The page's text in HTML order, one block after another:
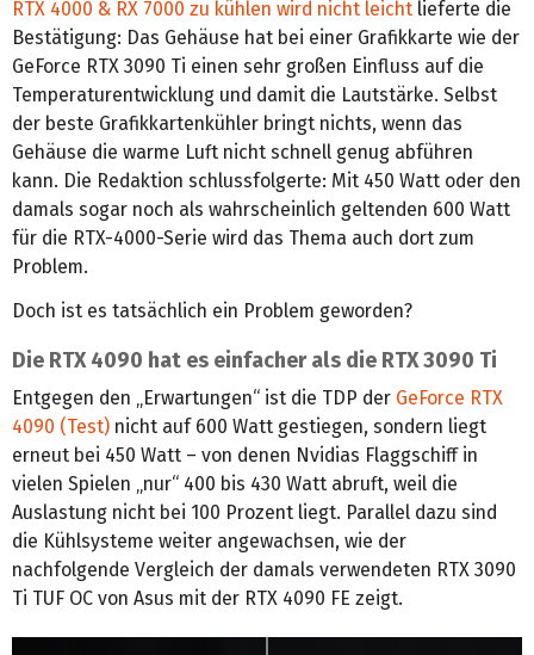
RTX 4000 & RX 7000 zu kühlen wird nicht leicht lieferte die
Bestätigung: Das Gehäuse hat bei einer Grafikkarte wie der
GeForce RTX 3090 Ti einen sehr großen Einfluss auf die
Temperaturentwicklung und damit die Lautstärke. Selbst
der beste Grafikkartenkühler bringt nichts, wenn das
Gehäuse die warme Luft nicht schnell genug abführen
kann. Die Redaktion schlussfolgerte: Mit 450 Watt oder den
damals sogar noch als wahrscheinlich geltenden 600 Watt
für die RTX-4000-Serie wird das Thema auch dort zum
Problem.
Doch ist es tatsächlich ein Problem geworden?
Die RTX 4090 hat es einfacher als die RTX 3090 Ti
Entgegen den „Erwartungen“ ist die TDP der GeForce RTX
4090 (Test) nicht auf 600 Watt gestiegen, sondern liegt
erneut bei 450 Watt – von denen Nvidias Flaggschiff in
vielen Spielen „nur“ 400 bis 430 Watt abruft, weil die
Auslastung nicht bei 100 Prozent liegt. Parallel dazu sind
die Kühlsysteme weiter angewachsen, wie der
nachfolgende Vergleich der damals verwendeten RTX 3090
Ti TUF OC von Asus mit der RTX 4090 FE zeigt.